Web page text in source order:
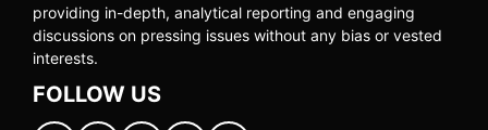
providing in-depth, analytical reporting and engaging
discussions on pressing issues without any bias or vested
interests.
FOLLOW US